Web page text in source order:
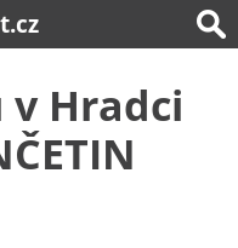
v Hradci